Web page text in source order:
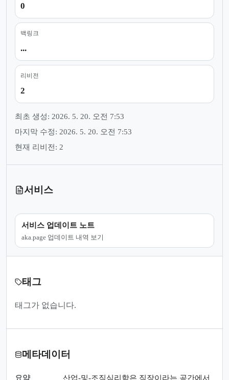
0
백링크
...
리비전
2
최초 생성: 2026. 5. 20. 오전 7:53
마지막 수정: 2026. 5. 20. 오전 7:53
현재 리비전: 2
서비스
서비스 업데이트 노트
aka.page 업데이트 내역 보기
태그
태그가 없습니다.
메타데이터
요약 산업-및-조직심리학은 직장이라는 공간에서